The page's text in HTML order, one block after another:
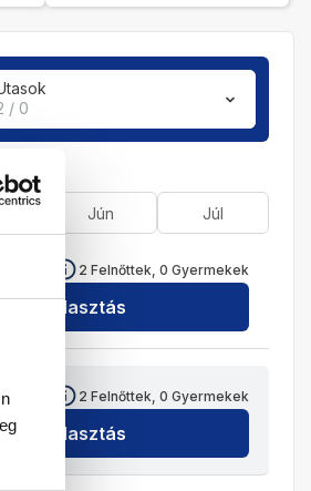
/ 0
Jún Júl
2 Felnőttek, 0 Gyermekek
Kiválasztás
HUF 2 Felnőttek, 0 Gyermekek
Kiválasztás